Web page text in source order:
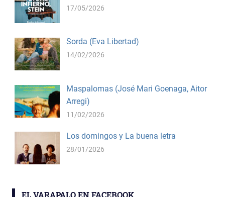
17/05/2026
Sorda (Eva Libertad)
14/02/2026
Maspalomas (José Mari Goenaga, Aitor
Arregi)
11/02/2026
Los domingos y La buena letra
28/01/2026